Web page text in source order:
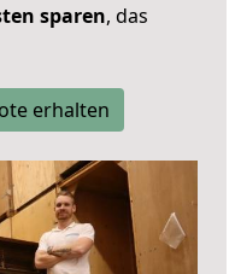
sparen, das
erhalten